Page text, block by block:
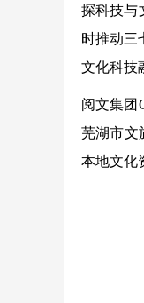
探科技与
时推动三
文化科技
阅文集团
芜湖市文
本地文化